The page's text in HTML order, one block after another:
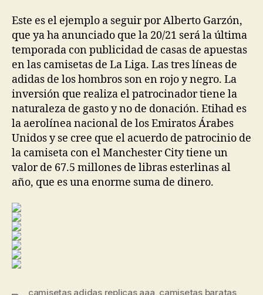
Este es el ejemplo a seguir por Alberto Garzón,
que ya ha anunciado que la 20/21 será la última
temporada con publicidad de casas de apuestas
en las camisetas de La Liga. Las tres líneas de
adidas de los hombros son en rojo y negro. La
inversión que realiza el patrocinador tiene la
naturaleza de gasto y no de donación. Etihad es
la aerolínea nacional de los Emiratos Árabes
Unidos y se cree que el acuerdo de patrocinio de
la camiseta con el Manchester City tiene un
valor de 67.5 millones de libras esterlinas al
año, que es una enorme suma de dinero.
camisetas adidas replicas aaa, camisetas baratas